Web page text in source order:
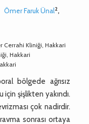
Ömer Faruk Ünal2,
Cerrahi Kliniği, Hakkari
Hakkari
bölgede ağrısız
şişlikten yakındı.
çok nadirdir.
sonrası ortaya